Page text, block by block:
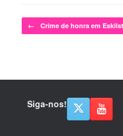
Post navigation
← Crime de honra em
Siga-nos!